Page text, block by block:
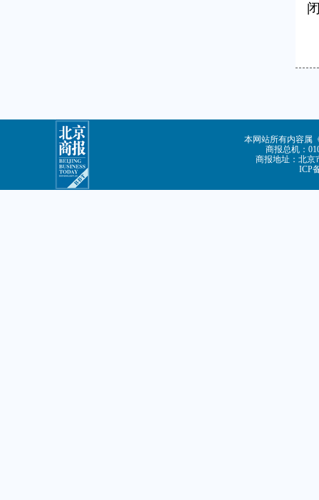
本网站所有内容属
商报总机：
商报地址：北京
ICP